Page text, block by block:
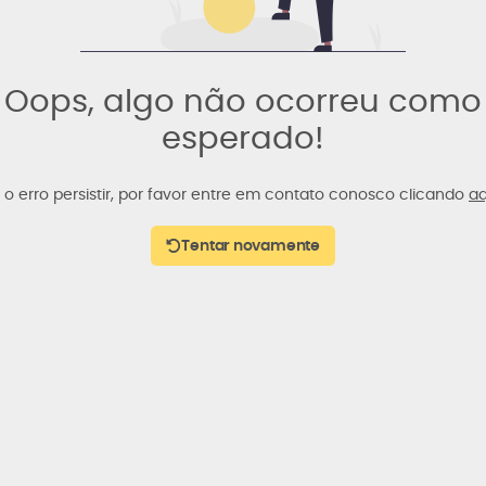
Oops, algo não ocorreu como
esperado!
o erro persistir, por favor entre em contato conosco clicando
Tentar novamente